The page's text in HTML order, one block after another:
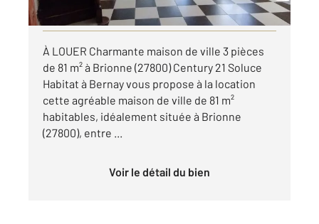
Visiter le site dédié
À LOUER Charmante maison de ville 3 pièces
de 81 m² à Brionne (27800) Century 21 Soluce
Habitat à Bernay vous propose à la location
cette agréable maison de ville de 81 m²
habitables, idéalement située à Brionne
(27800), entre ...
Voir le détail du bien